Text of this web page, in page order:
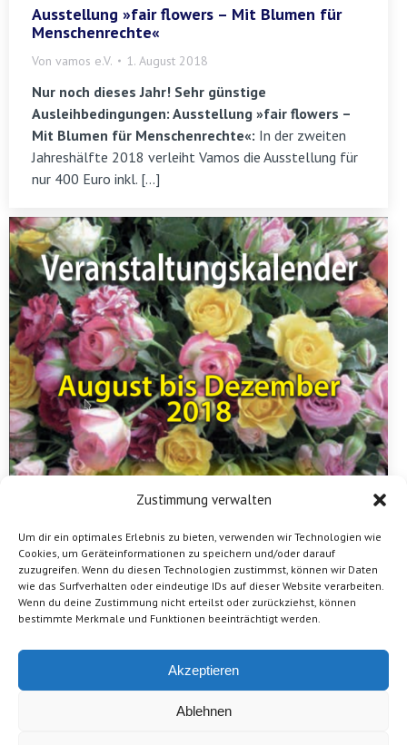
Zustimmung verwalten
Um dir ein optimales Erlebnis zu bieten, verwenden wir Technologien wie
Cookies, um Geräteinformationen zu speichern und/oder darauf
zuzugreifen. Wenn du diesen Technologien zustimmst, können wir Daten
wie das Surfverhalten oder eindeutige IDs auf dieser Website verarbeiten.
Wenn du deine Zustimmung nicht erteilst oder zurückziehst, können
bestimmte Merkmale und Funktionen beeinträchtigt werden.
Akzeptieren
Ablehnen
Ausstellung »fair flowers – Mit Blumen für
Menschenrechte«
Von vamos e.V. 1. August 2018
Nur noch dieses Jahr! Sehr günstige
Ausleihbedingungen: Ausstellung »fair flowers –
Mit Blumen für Menschenrechte«: In der zweiten
Jahreshälfte 2018 verleiht Vamos die Ausstellung für
nur 400 Euro inkl. […]
Neues Halbjahresprogramm erschienen!
Vonvamos e.V. 1. August 2018
finden Sie einen Überblick über alle Vamos-